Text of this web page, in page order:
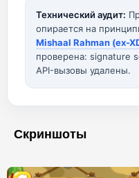
Технический аудит:
опирается на
Mishaal Rahman (ex-
проверена: signature
API-вызовы удалены.
Скриншоты